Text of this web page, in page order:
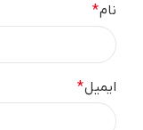
نام*
ایمیل*